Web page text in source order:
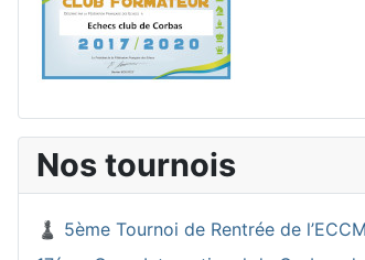
Nos tournois
♟️ 5ème Tournoi de Rentrée de